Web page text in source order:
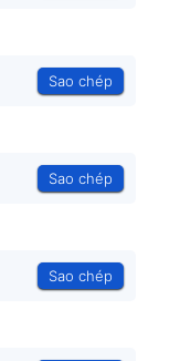
Sao chép
Sao chép
Sao chép